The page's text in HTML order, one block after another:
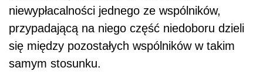
niewypłacalności jednego ze wspólników,
przypadającą na niego część niedoboru dzieli
się między pozostałych wspólników w takim
samym stosunku.